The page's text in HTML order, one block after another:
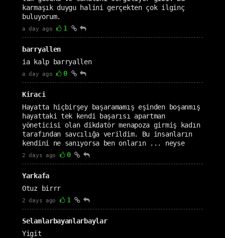
karmaşık duygu halini gerçekten çok ilginç
buluyorum.
a day ago 1
barryallen
ia kalp barryallen
a day ago 0
Kiraci
Hayatta hiçbirşey başaramamış eşinden boşanmış
hayattaki tek kendi başarısı apartman
yöneticisi olan dikdatör menapoza girmiş kadın
tarafından savcılığa verildim. Bu insanların
kendini ne sanıyorsa ben onların ... neyse
2 days ago 0
Yarkafa
Otuz birrr
2 days ago 1
Selamlarbayanlarbaylar
Yigit